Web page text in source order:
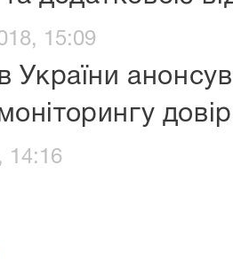
15:09
України
14:16